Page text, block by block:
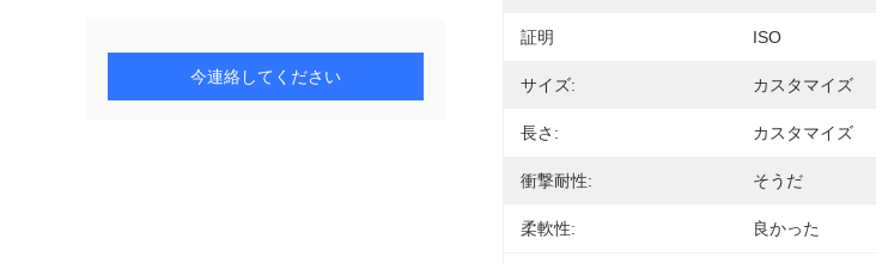
今連絡してください
証明 ISO
サイズ: カスタマイズ
長さ: カスタマイズ
衝撃耐性: そうだ
柔軟性: 良かった